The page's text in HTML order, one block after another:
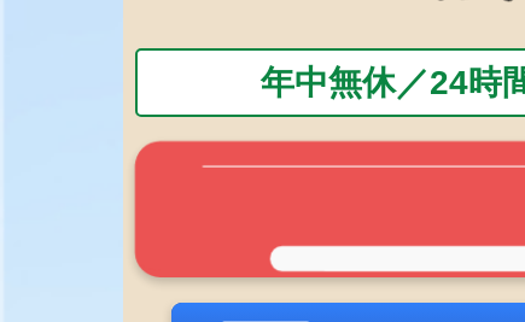
年中無休／24時